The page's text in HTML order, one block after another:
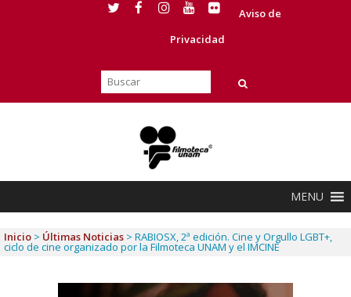
Aviso de
Privacidad
MENU
Inicio > Últimas Noticias > RABIOSX, 2ª edición. Cine y Orgullo LGBT+,
ciclo de cine organizado por la Filmoteca UNAM y el IMCINE